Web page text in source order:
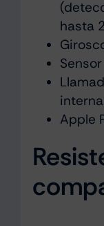
hasta
Apple